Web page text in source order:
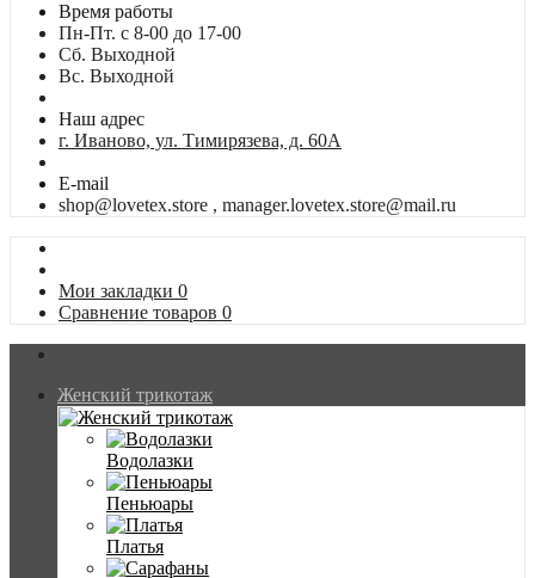
Время работы
Пн-Пт. с 8-00 до 17-00
Сб. Выходной
Вс. Выходной
Наш адрес
г. Иваново, ул. Тимирязева, д. 60А
E-mail
shop@lovetex.store , manager.lovetex.store@mail.ru
Мои закладки 0
Сравнение товаров 0
Женский трикотаж
Водолазки
Пеньюары
Платья